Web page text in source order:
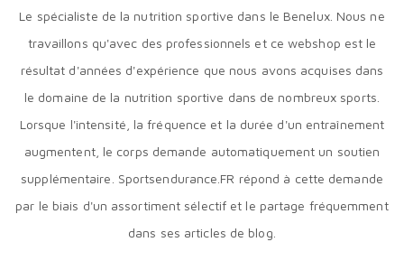
Le spécialiste de la nutrition sportive dans le Benelux. Nous ne
travaillons qu'avec des professionnels et ce webshop est le
résultat d'années d'expérience que nous avons acquises dans
le domaine de la nutrition sportive dans de nombreux sports.
Lorsque l'intensité, la fréquence et la durée d'un entraînement
augmentent, le corps demande automatiquement un soutien
supplémentaire. Sportsendurance.FR répond à cette demande
par le biais d'un assortiment sélectif et le partage fréquemment
dans ses articles de blog.